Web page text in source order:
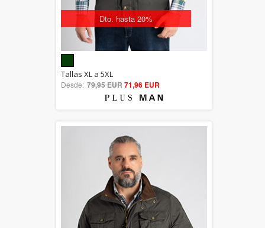
Dto. hasta 20%
5.00
out of 5
Tallas XL a 5XL
Desde: 79,95 EUR71,96 EUR